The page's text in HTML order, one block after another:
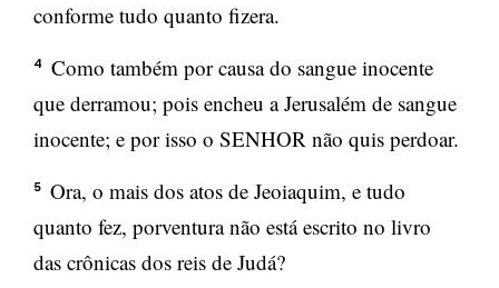
conforme tudo quanto fizera.
4
Como também por causa do sangue inocente
que derramou; pois encheu a Jerusalém de sangue
inocente; e por isso o SENHOR não quis perdoar.
5
Ora, o mais dos atos de Jeoiaquim, e tudo
quanto fez, porventura não está escrito no livro
das crônicas dos reis de Judá?